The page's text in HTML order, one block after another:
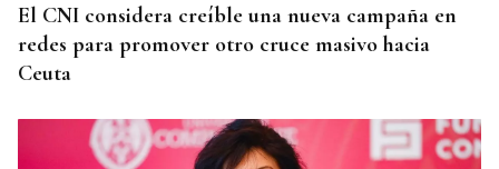
El CNI considera creíble una nueva campaña en
redes para promover otro cruce masivo hacia
Ceuta